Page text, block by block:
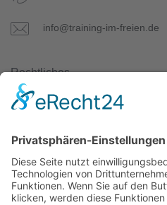
info@training-im-freien.de
Rechtliches
Datenschutz
Impressum
Unser Angebot